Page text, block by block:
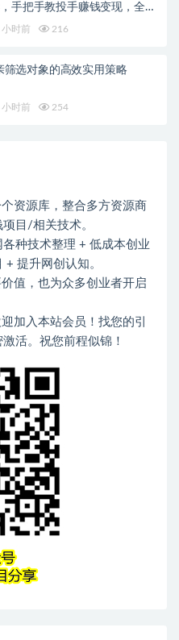
手把手教投手赚钱变现，全套
时前 216
筛选对象的高效实用策略
时前 254
资源库，整合多方资源商
目/相关技术。
种技术整理 + 低成本创业
提升网创认知。
值，也为众多创业者开启
加入本站会员！找您的引
活。祝您前程似锦！